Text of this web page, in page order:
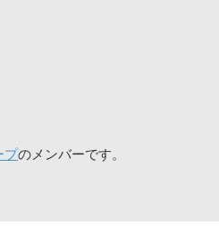
プのメンバーです。